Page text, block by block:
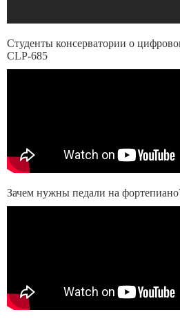
Студенты консерватории о
CLP-685
Зачем нужны педали на